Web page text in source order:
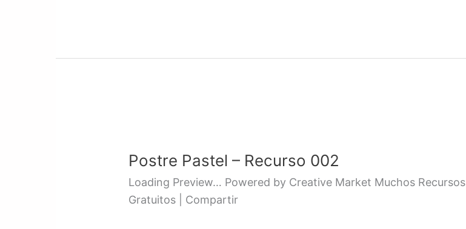
Postre Pastel – Recurso 002
Loading Preview… Powered by Creative Market Muchos Recursos
Gratuitos | Compartir
–
Recurso
002